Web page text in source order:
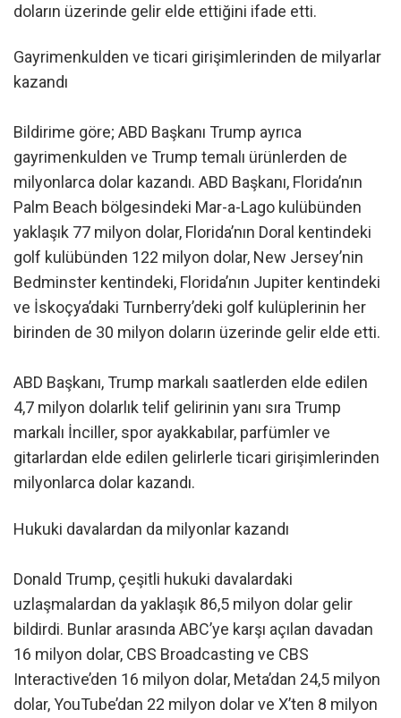
doların üzerinde gelir elde ettiğini ifade etti.
Gayrimenkulden ve ticari girişimlerinden de milyarlar
kazandı
Bildirime göre; ABD Başkanı Trump ayrıca
gayrimenkulden ve Trump temalı ürünlerden de
milyonlarca dolar kazandı. ABD Başkanı, Florida’nın
Palm Beach bölgesindeki Mar-a-Lago kulübünden
yaklaşık 77 milyon dolar, Florida’nın Doral kentindeki
golf kulübünden 122 milyon dolar, New Jersey’nin
Bedminster kentindeki, Florida’nın Jupiter kentindeki
ve İskoçya’daki Turnberry’deki golf kulüplerinin her
birinden de 30 milyon doların üzerinde gelir elde etti.
ABD Başkanı, Trump markalı saatlerden elde edilen
4,7 milyon dolarlık telif gelirinin yanı sıra Trump
markalı İnciller, spor ayakkabılar, parfümler ve
gitarlardan elde edilen gelirlerle ticari girişimlerinden
milyonlarca dolar kazandı.
Hukuki davalardan da milyonlar kazandı
Donald Trump, çeşitli hukuki davalardaki
uzlaşmalardan da yaklaşık 86,5 milyon dolar gelir
bildirdi. Bunlar arasında ABC’ye karşı açılan davadan
16 milyon dolar, CBS Broadcasting ve CBS
Interactive’den 16 milyon dolar, Meta’dan 24,5 milyon
dolar, YouTube’dan 22 milyon dolar ve X’ten 8 milyon